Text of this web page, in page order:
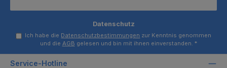
Datenschutz
Ich habe die Datenschutzbestimmungen zur Kenntnis genommen
und die AGB gelesen und bin mit ihnen einverstanden. *
Service-Hotline